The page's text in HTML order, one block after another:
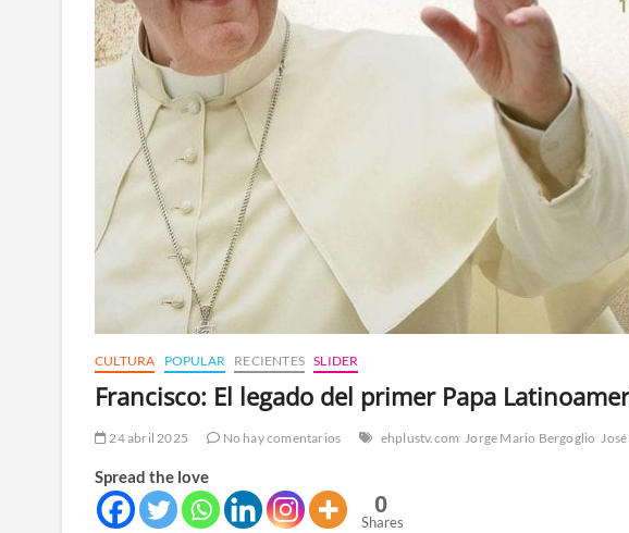
CULTURA POPULAR RECIENTES SLIDER
Francisco: El legado del primer Papa
24 abril 2025 No hay comentarios ehplustv.com Jorge Mario Bergoglio
Spread the love
0
Shares